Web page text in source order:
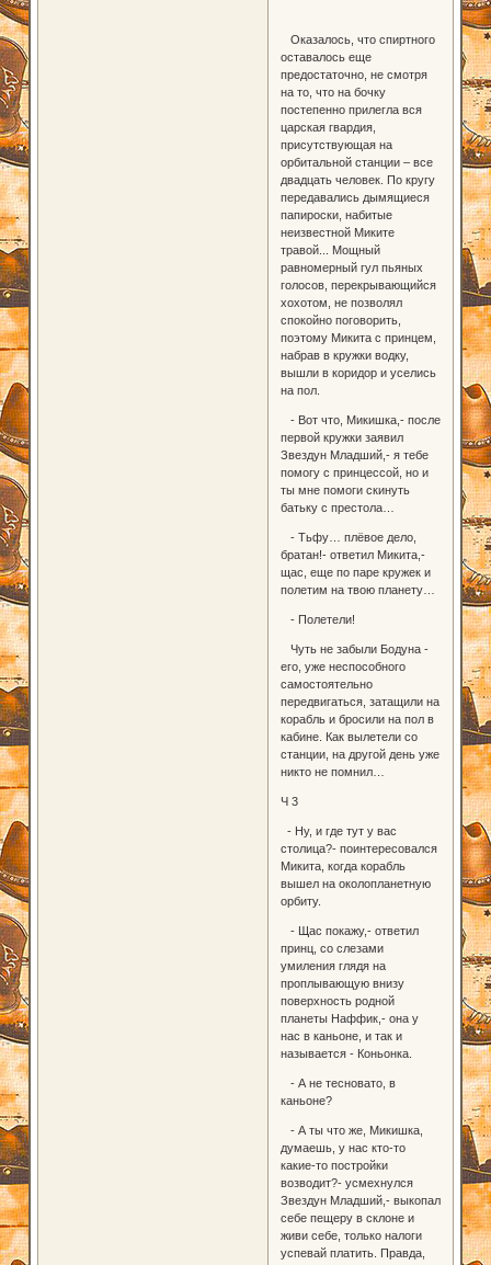
Оказалось, что спиртного
оставалось еще
предостаточно, не смотря
на то, что на бочку
постепенно прилегла вся
царская гвардия,
присутствующая на
орбитальной станции – все
двадцать человек. По кругу
передавались дымящиеся
папироски, набитые
неизвестной Миките
травой... Мощный
равномерный гул пьяных
голосов, перекрывающийся
хохотом, не позволял
спокойно поговорить,
поэтому Микита с принцем,
набрав в кружки водку,
вышли в коридор и уселись
на пол.
- Вот что, Микишка,- после
первой кружки заявил
Звездун Младший,- я тебе
помогу с принцессой, но и
ты мне помоги скинуть
батьку с престола…
- Тьфу… плёвое дело,
братан!- ответил Микита,-
щас, еще по паре кружек и
полетим на твою планету…
- Полетели!
Чуть не забыли Бодуна -
его, уже неспособного
самостоятельно
передвигаться, затащили на
корабль и бросили на пол в
кабине. Как вылетели со
станции, на другой день уже
никто не помнил…
Ч 3
- Ну, и где тут у вас
столица?- поинтересовался
Микита, когда корабль
вышел на околопланетную
орбиту.
- Щас покажу,- ответил
принц, со слезами
умиления глядя на
проплывающую внизу
поверхность родной
планеты Наффик,- она у
нас в каньоне, и так и
называется - Коньонка.
- А не тесновато, в
каньоне?
- А ты что же, Микишка,
думаешь, у нас кто-то
какие-то постройки
возводит?- усмехнулся
Звездун Младший,- выкопал
себе пещеру в склоне и
живи себе, только налоги
успевай платить. Правда,